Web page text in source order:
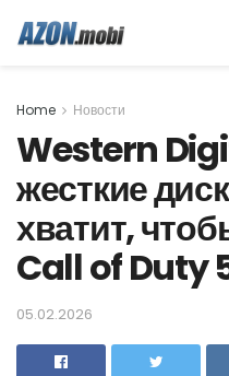
Home Новости
Western
жесткие
хватит,
Call of Duty
05.02.2026